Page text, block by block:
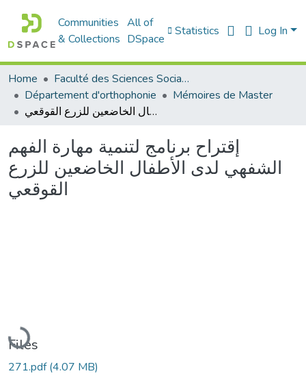
Communities
& Collections
All of
DSpace
Statistics Log In
Home
Faculté des Sciences Sociales
Département d'orthophonie
Mémoires de Master
إقتراح برنامج لتنمیة مھارة الفھم الشفھي لدى الأطفال الخاضعین للزرع القوقعي
إقتراح برنامج لتنمیة مھارة الفھم
الشفھي لدى الأطفال الخاضعین للزرع
القوقعي
Loading...
Files
271.pdf(4.07 MB)